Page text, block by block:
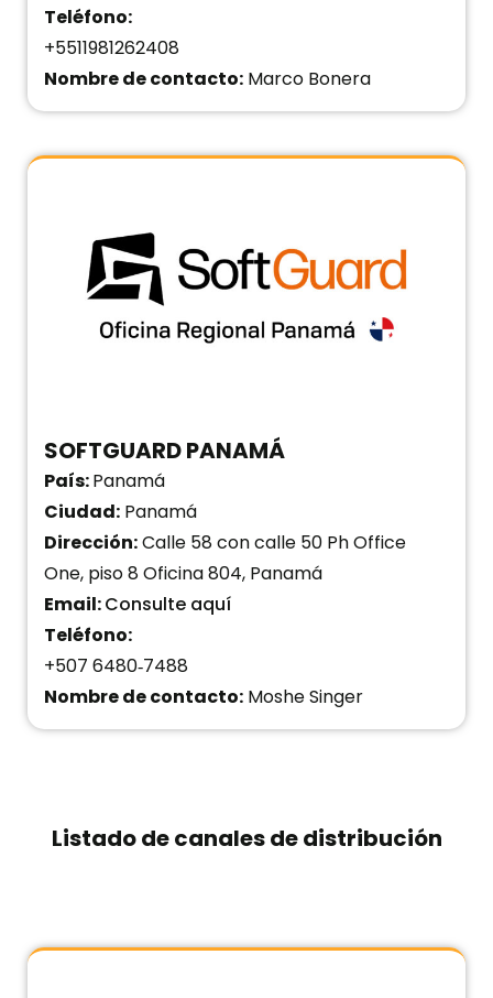
Teléfono:
+5511981262408
Nombre de contacto: Marco Bonera
SOFTGUARD PANAMÁ
País:Panamá
Ciudad: Panamá
Dirección:Calle 58 con calle 50 Ph Office
One, piso 8 Oficina 804, Panamá
Email:Consulte aquí
Teléfono:
+507 6480‑7488
Nombre de contacto: Moshe Singer
Listado de canales de distribución